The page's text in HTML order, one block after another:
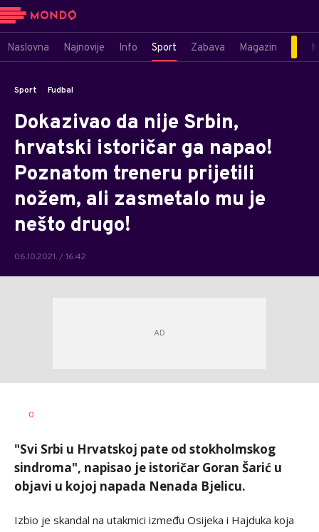
Naslovna Najnovije Info Sport Zabava Magazin
Sport Fudbal
Dokazivao da nije Srbin,
hrvatski istoričar ga napao!
Poznatom treneru prijetili
nožem, ali zasmetalo mu je
nešto drugo!
06.10.2021. / 16:42
AUTOR
0
"Svi Srbi u Hrvatskoj pate od stokholmskog
sindroma", napisao je istoričar Goran Šarić u
objavi u kojoj napada Nenada Bjelicu.
Izbio je skandal na utakmici između Osijeka i Hajduka koja